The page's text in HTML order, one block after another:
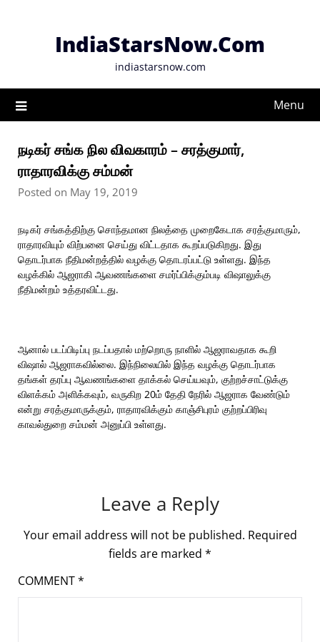
IndiaStarsNow.Com
indiastarsnow.com
Menu
நடிகர் சங்க நில விவகாரம் – சரத்குமார்,
ராதாரவிக்கு சம்மன்
Posted on May 19, 2019
நடிகர் சங்கத்திற்கு சொந்தமான நிலத்தை முறைகேடாக சரத்குமாரும்,
ராதாரவியும் விற்பனை செய்து விட்டதாக கூறப்படுகிறது. இது
தொடர்பாக நீதிமன்றத்தில் வழக்கு தொடரப்பட்டு உள்ளது. இந்த
வழக்கில் ஆஜராகி ஆவணங்களை சமர்ப்பிக்கும்படி விஷாலுக்கு
நீதிமன்றம் உத்தரவிட்டது.
ஆனால் படப்பிடிப்பு நடப்பதால் மற்றொரு நாளில் ஆஜராவதாக கூறி
விஷால் ஆஜராகவில்லை. இந்நிலையில் இந்த வழக்கு தொடர்பாக
தங்கள் தரப்பு ஆவணங்களை தாக்கல் செய்யவும், குற்றச்சாட்டுக்கு
விளக்கம் அளிக்கவும், வருகிற 20ம் தேதி நேரில் ஆஜராக வேண்டும்
என்று சரத்குமாருக்கும், ராதாரவிக்கும் காஞ்சிபுரம் குற்றப்பிரிவு
காவல்துறை சம்மன் அனுப்பி உள்ளது.
Leave a Reply
Your email address will not be published. Required
fields are marked *
COMMENT*